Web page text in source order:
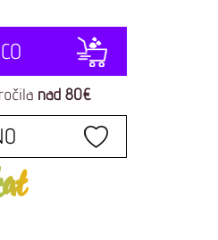
nad 80€